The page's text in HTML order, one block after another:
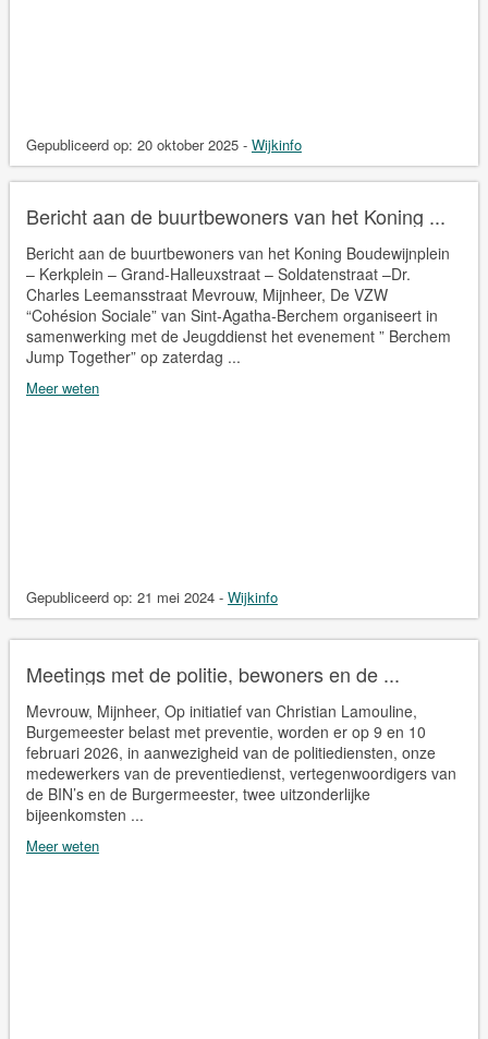
Gepubliceerd op: 20 oktober 2025 - Wijkinfo
Bericht aan de buurtbewoners van het Koning ...
Bericht aan de buurtbewoners van het Koning Boudewijnplein
– Kerkplein – Grand-Halleuxstraat – Soldatenstraat –Dr.
Charles Leemansstraat Mevrouw, Mijnheer, De VZW
“Cohésion Sociale” van Sint-Agatha-Berchem organiseert in
samenwerking met de Jeugddienst het evenement ” Berchem
Jump Together” op zaterdag ...
Meer weten
Gepubliceerd op: 21 mei 2024 - Wijkinfo
Meetings met de politie, bewoners en de ...
Mevrouw, Mijnheer, Op initiatief van Christian Lamouline,
Burgemeester belast met preventie, worden er op 9 en 10
februari 2026, in aanwezigheid van de politiediensten, onze
medewerkers van de preventiedienst, vertegenwoordigers van
de BIN’s en de Burgermeester, twee uitzonderlijke
bijeenkomsten ...
Meer weten